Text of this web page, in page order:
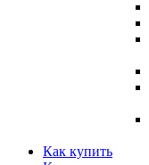
Как купить